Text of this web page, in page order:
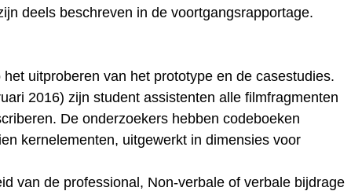
deels beschreven in de voortgangsrapportage.
uitproberen van het prototype en de casestudies.
2016) zijn student assistenten alle filmfragmenten
De onderzoekers hebben codeboeken
kernelementen, uitgewerkt in dimensies voor
van de professional, Non-verbale of verbale bijdrage